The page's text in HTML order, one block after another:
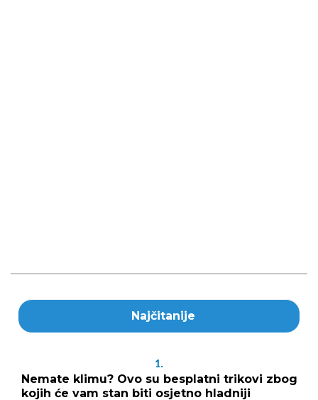
Najčitanije
1.
Nemate klimu? Ovo su besplatni trikovi zbog
kojih će vam stan biti osjetno hladniji